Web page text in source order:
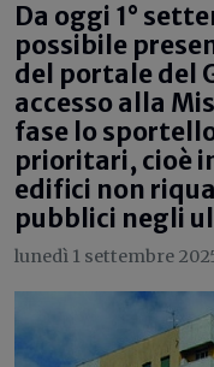
Da oggi 1°
possibile
del portale del
accesso alla
fase lo
prioritari, cioè
edifici non
pubblici negli
lunedì 1 settembre